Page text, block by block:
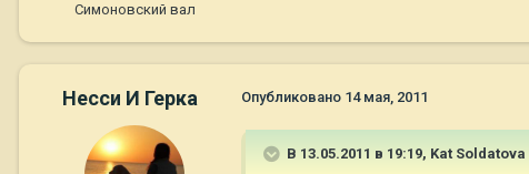
Симоновский вал
Несси И Герка Опубликовано 14 мая, 2011
В 13.05.2011 в 19:19, Kat